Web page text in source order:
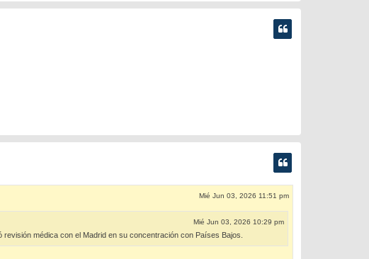
Mié Jun 03, 2026 11:51 pm
Mié Jun 03, 2026 10:29 pm
médica con el Madrid en su concentración con Países Bajos.